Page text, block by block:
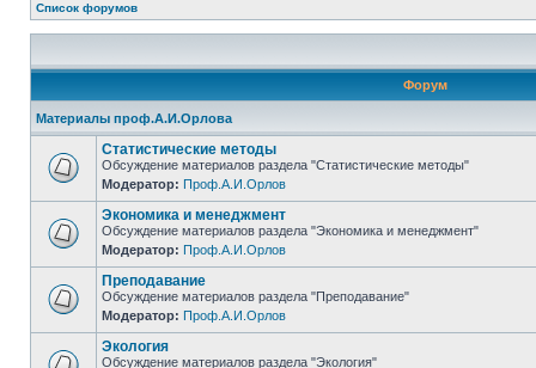
Список форумов
Форум
Материалы проф.А.И.Орлова
Статистические методы
Обсуждение материалов раздела "Статистические методы"
Модератор: Проф.А.И.Орлов
Экономика и менеджмент
Обсуждение материалов раздела "Экономика и менеджмент"
Модератор: Проф.А.И.Орлов
Преподавание
Обсуждение материалов раздела "Преподавание"
Модератор: Проф.А.И.Орлов
Экология
Обсуждение материалов раздела "Экология"